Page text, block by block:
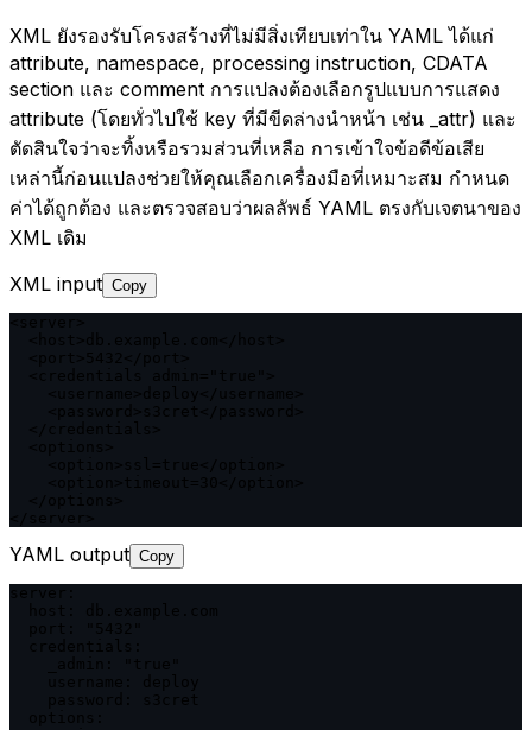
XML ยังรองรับโครงสร้างที่ไม่มีสิ่งเทียบเท่าใน YAML ได้แก่
attribute, namespace, processing instruction, CDATA
section และ comment การแปลงต้องเลือกรูปแบบการแสดง
attribute (โดยทั่วไปใช้ key ที่มีขีดล่างนำหน้า เช่น _attr) และ
ตัดสินใจว่าจะทิ้งหรือรวมส่วนที่เหลือ การเข้าใจข้อดีข้อเสีย
เหล่านี้ก่อนแปลงช่วยให้คุณเลือกเครื่องมือที่เหมาะสม กำหนด
ค่าได้ถูกต้อง และตรวจสอบว่าผลลัพธ์ YAML ตรงกับเจตนาของ
XML เดิม
XML input Copy
YAML output Copy